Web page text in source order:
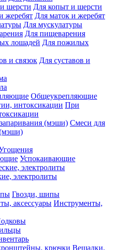
Для копыт и шерсти
Для маток и жеребят
Для мускулатуры
Для пищеварения
Для пожилых
Для суставов и
Общеукрепляющие
При
Смеси для
Успокаивающие
электролиты
Гвозди, шипы
Инструменты,
Вешалки,